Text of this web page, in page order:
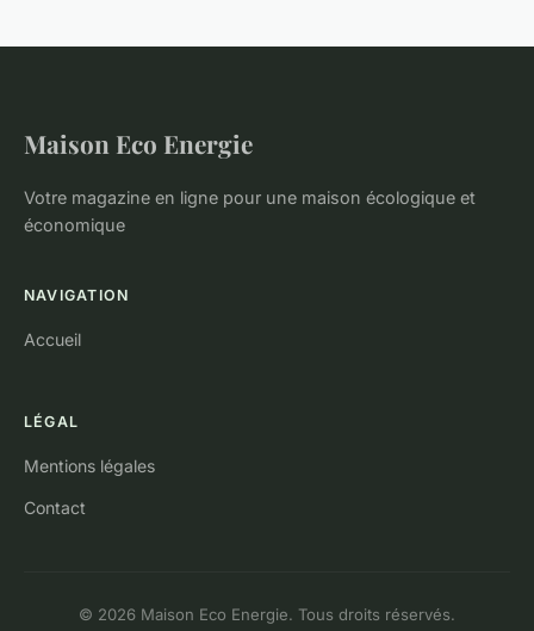
Maison Eco Energie
Votre magazine en ligne pour une maison écologique et
économique
NAVIGATION
Accueil
LÉGAL
Mentions légales
Contact
© 2026 Maison Eco Energie. Tous droits réservés.